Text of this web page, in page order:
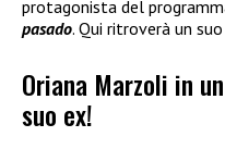
protagonista del
pasado. Qui ritroverà un suo
Oriana Marzoli in
suo ex!